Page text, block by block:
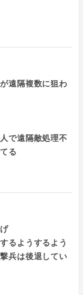
遠隔複数に狙わ
で遠隔敵処理不
る
るようするよう
兵は後退してい